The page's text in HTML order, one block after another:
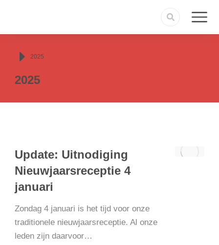
Je bent hier:
2025
2025
Update: Uitnodiging
Nieuwjaarsreceptie 4
januari
Zondag 4 januari is het tijd voor onze
traditionele nieuwjaarsreceptie. Al onze
leden zijn daarvoor…